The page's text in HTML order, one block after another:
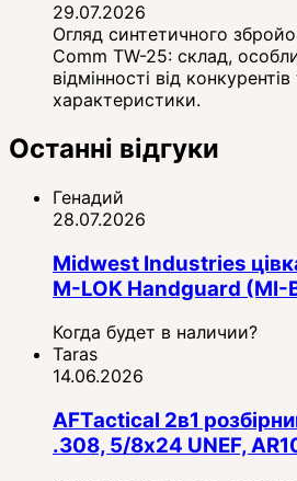
29.07.2026
Огляд синтетичного
Comm TW-25: склад,
відмінності від конкурентів
характеристики.
Останні відгуки
Генадий
28.07.2026
Midwest Industries
M-LOK Handguard (MI-
Когда будет в наличии?
Taras
14.06.2026
AFTactical 2в1
.308, 5/8x24 UNEF,